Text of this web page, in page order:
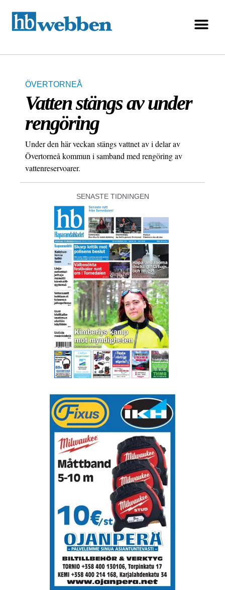
ÖVERTORNEÅ
Vatten stängs av under
rengöring
Under den här veckan stängs vattnet av i delar av
Övertorneå kommun i samband med rengöring av
vattenreservoarer.
SENASTE TIDNINGEN